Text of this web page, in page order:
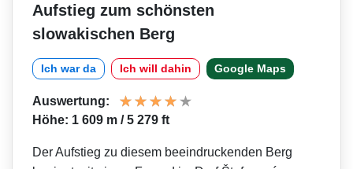
Aufstieg zum schönsten
slowakischen Berg
Ich war da Ich will dahin Google Maps
Auswertung:
Höhe: 1 609 m / 5 279 ft
Der Aufstieg zu diesem beeindruckenden Berg